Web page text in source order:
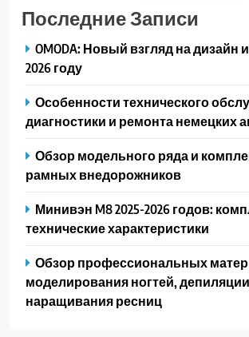
Последние Записи
OMODA: Новый взгляд на дизайн
2026 году
Особенности технического
диагностики и ремонта немецких
Обзор модельного ряда и
рамных внедорожников
Минивэн M8 2025-2026 годов:
технические характеристики
Обзор профессиональных
моделирования ногтей,
наращивания ресниц